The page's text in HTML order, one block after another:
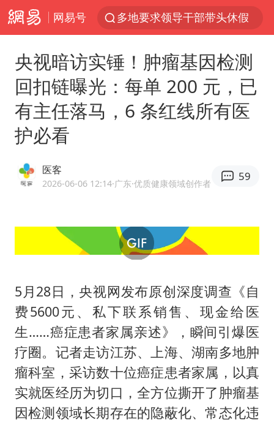
网易号
多地要求领导干部带头休假
金饰克价大幅跳涨
24小时不关空调 电费会更低吗
郑国霖回应去景区上班被保安拦下
今年4位周星驰电影配角去世
号召领导带头休假 是大家不想休吗
律师称“梅姨”若满75岁或不适用死刑
“梅姨”准确年龄仍未知
南昌一规划馆现“阴间座椅”字样
上海一酒店房间爬满床虱 住客反被怼
中国经济展现强大韧性和活力
央视暗访实锤！肿瘤基因检测
回扣链曝光：每单 200 元，已
有主任落马，6 条红线所有医
护必看
医客
2026-06-06 12:14·广东·优质健康领域创作者
59
5月28日，央视网发布原创深度调查《自
费5600元、私下联系销售、现金给医
生……癌症患者家属亲述》，瞬间引爆医
疗圈。记者走访江苏、上海、湖南多地肿
瘤科室，采访数十位癌症患者家属，以真
实就医经历为切口，全方位撕开了肿瘤基
因检测领域长期存在的隐蔽化、常态化违